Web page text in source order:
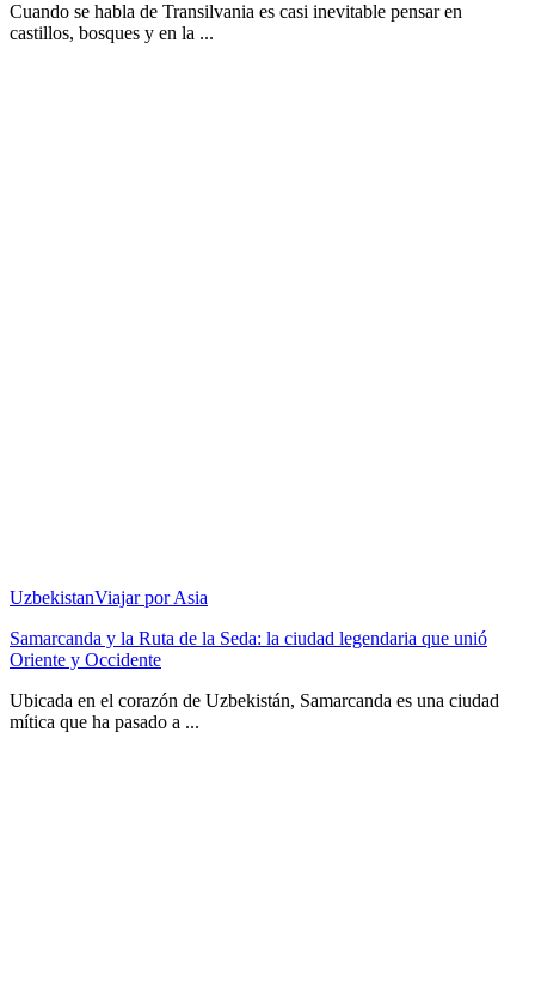
Cuando se habla de Transilvania es casi inevitable pensar en
castillos, bosques y en la ...
UzbekistanViajar por Asia
Samarcanda y la Ruta de la Seda: la ciudad legendaria que unió
Oriente y Occidente
Ubicada en el corazón de Uzbekistán, Samarcanda es una ciudad
mítica que ha pasado a ...